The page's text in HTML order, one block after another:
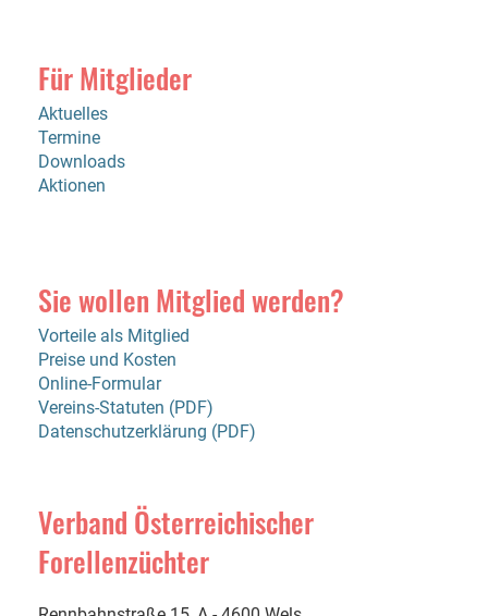
Für Mitglieder
Aktuelles
Termine
Downloads
Aktionen
Sie wollen Mitglied werden?
Vorteile als Mitglied
Preise und Kosten
Online-Formular
Vereins-Statuten (PDF)
Datenschutzerklärung (PDF)
Verband Österreichischer
Forellenzüchter